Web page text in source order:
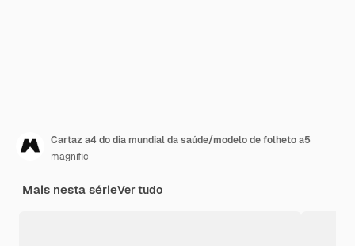
Cartaz a4 do dia mundial da saúde/modelo de folheto a5
magnific
Mais nesta sérieVer tudo